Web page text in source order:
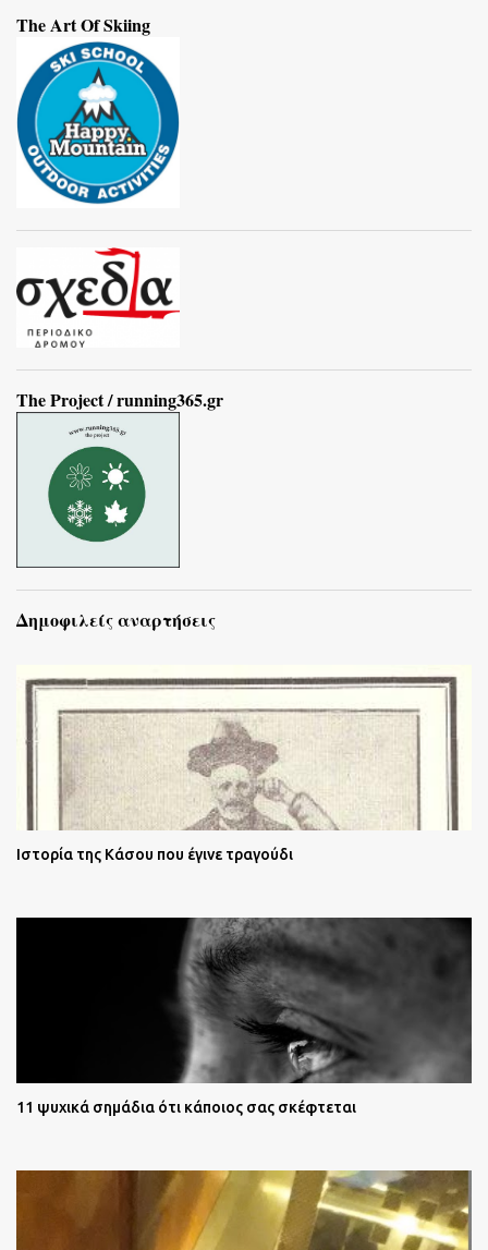
The Art Of Skiing
The Project / running365.gr
Δημοφιλείς αναρτήσεις
Ιστορία της Κάσου που έγινε τραγούδι
11 ψυχικά σημάδια ότι κάποιος σας σκέφτεται